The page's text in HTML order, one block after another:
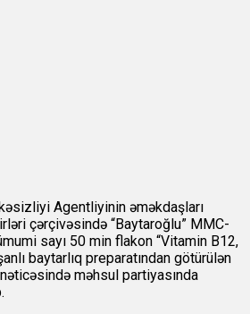
Agentliyinin əməkdaşları
çərçivəsində “Baytaroğlu” MMC-
sayı 50 min flakon “Vitamin B12,
baytarlıq preparatından götürülən
məhsul partiyasında